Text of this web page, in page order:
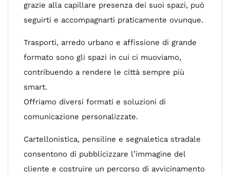
grazie alla capillare presenza dei suoi spazi, può
seguirti e accompagnarti praticamente ovunque.
Trasporti, arredo urbano e affissione di grande
formato sono gli spazi in cui ci muoviamo,
contribuendo a rendere le città sempre più
smart.
Offriamo diversi formati e soluzioni di
comunicazione personalizzate.
Cartellonistica, pensiline e segnaletica stradale
consentono di pubblicizzare l’immagine del
cliente e costruire un percorso di avvicinamento